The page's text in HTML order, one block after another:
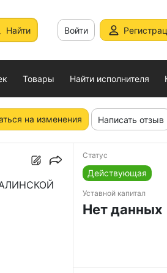
Найти Войти
Товары Найти исполнителя
на изменения Написать отзыв
Статус
Действующая
Уставной капитал
Нет данных